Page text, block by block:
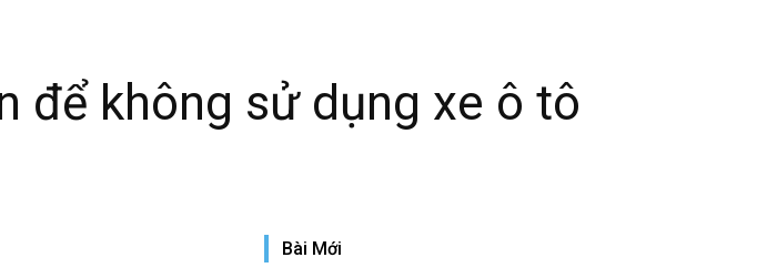
để không sử dụng xe ô tô
Bài Mới